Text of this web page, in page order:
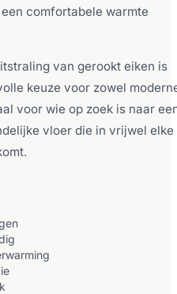
comfortabele warmte
van gerookt eiken is
keuze voor zowel
voor wie op zoek is naar
vloer die in vrijwel elke